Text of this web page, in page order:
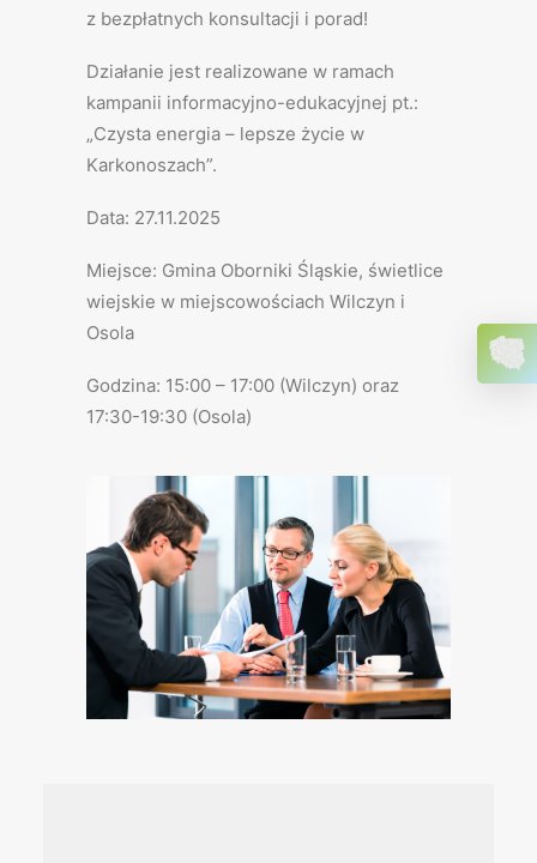
z bezpłatnych konsultacji i porad!
Działanie jest realizowane w ramach
kampanii informacyjno-edukacyjnej pt.:
„Czysta energia – lepsze życie w
Karkonoszach”.
Data: 27.11.2025
Miejsce: Gmina Oborniki Śląskie, świetlice
wiejskie w miejscowościach Wilczyn i
Osola
Godzina: 15:00 – 17:00 (Wilczyn) oraz
17:30-19:30 (Osola)